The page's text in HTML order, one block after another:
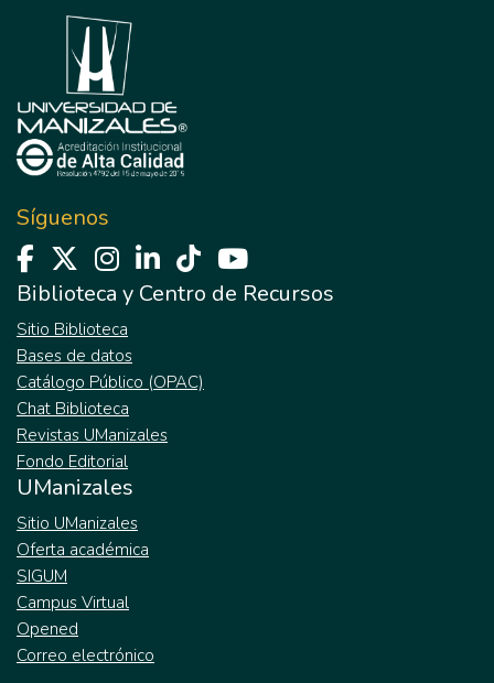
Síguenos
Biblioteca y Centro de Recursos
Sitio Biblioteca
Bases de datos
Catálogo Público (OPAC)
Chat Biblioteca
Revistas UManizales
Fondo Editorial
UManizales
Sitio UManizales
Oferta académica
SIGUM
Campus Virtual
Opened
Correo electrónico